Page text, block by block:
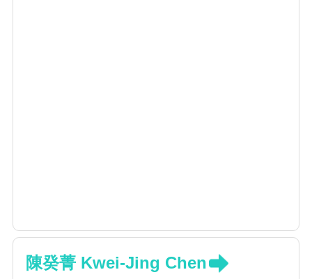
陳癸菁 Kwei-Jing Chen